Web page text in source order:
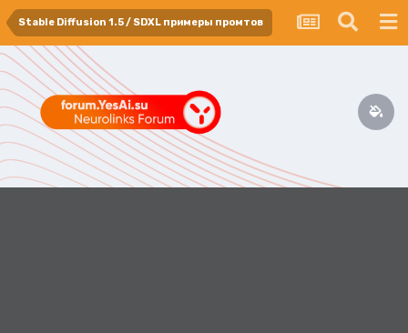
Stable Diffusion 1.5 / SDXL примеры промтов